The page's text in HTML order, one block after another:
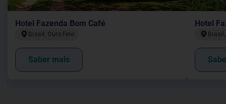
Hotel Fazenda Bom Café
Brasil, Ouro Fino
Saber mais
Hotel